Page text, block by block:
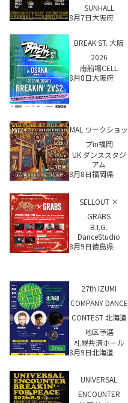
SUNHALL
8月7日大阪府
BREAK ST. 大阪
2026
南船場CELL
8月8日大阪府
MAL ワークショッ
プin福岡
UK ダンススタジ
アム
8月8日福岡県
SELLOUT ×
GRABS
B.I.G.
DanceStudio
8月9日徳島県
27th IZUMI
COMPANY DANCE
CONTEST 北海道
地区予選
札幌共済ホール
8月9日北海道
UNIVERSAL
ENCOUNTER